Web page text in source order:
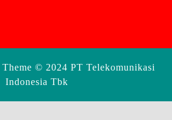
© 2024 PT Telekomunikasi
Indonesia Tbk